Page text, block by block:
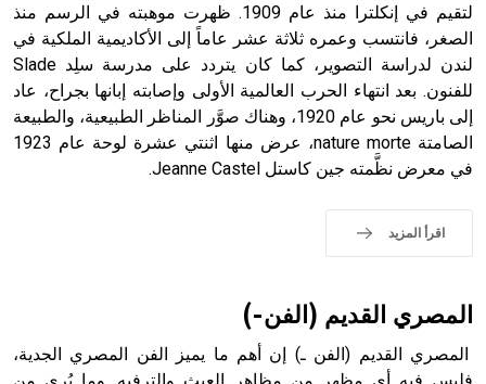
- هل تعلم أن أبجر Abgar اسم معروف جيداً يعود إلى عدد من
الملوك الذين حكموا مدينة إديسا (الرها) من أبجر الأول وحتى
التاسع، وهم ينتسبون إلى أسرة أوسروين
حيث تقتصر القيمة الصوتية للعلامة الك
لتقيم في إنكلترا منذ عام 1909. ظهرت موهبته في الرسم منذ
الصغر، فانتسب وعمره ثلاثة عشر عاماً إلى الأكاديمية الملكية في
لندن لدراسة التصوير، كما كان يتردد على مدرسة سلِد Slade
للفنون. بعد انتهاء الحرب العالمية الأولى وإصابته إبانها بجراح، عاد
إلى باريس نحو عام 1920، وهناك صوَّر المناظر الطبيعية، والطبيعة
الصامتة nature morte، عرض منها اثنتي عشرة لوحة عام 1923
في معرض نظَّمته جين كاستل Jeanne Castel.
اقرأ المزيد
المصري القديم (الفن-)
المصري القديم (الفن ـ) إن أهم ما يميز الفن المصري الجدية،